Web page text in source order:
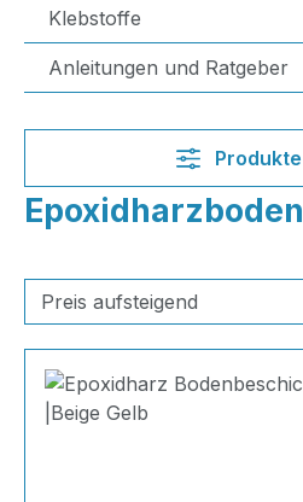
Klebstoffe
Anleitungen und Ratgeber